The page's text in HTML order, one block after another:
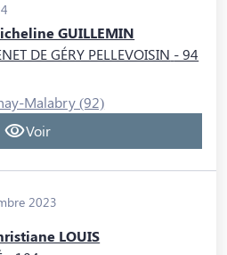
GUILLEMIN
DE GÉRY PELLEVOISIN - 94
Malabry (92)
Voir
2023
LOUIS